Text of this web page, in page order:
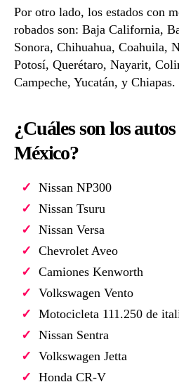
Por otro lado, los estados con
robados son: Baja California,
Sonora, Chihuahua, Coahuila,
Potosí, Querétaro, Nayarit,
Campeche, Yucatán, y Chiapas.
¿Cuáles son los
México?
Nissan NP300
Nissan Tsuru
Nissan Versa
Chevrolet Aveo
Camiones Kenworth
Volkswagen Vento
Motocicleta 111.250 de
Nissan Sentra
Volkswagen Jetta
Honda CR-V